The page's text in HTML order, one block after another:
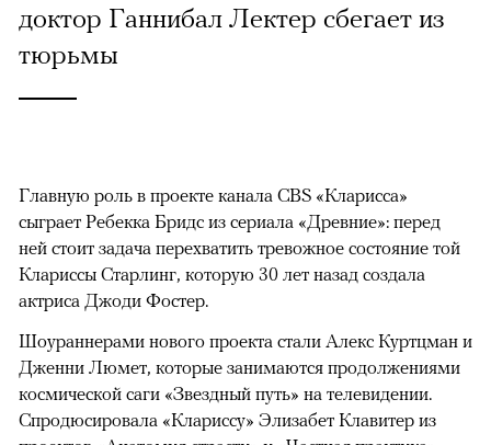
доктор Ганнибал Лектер сбегает из
тюрьмы
Главную роль в проекте канала CBS «Кларисса»
сыграет Ребекка Бридс из сериала «Древние»: перед
ней стоит задача перехватить тревожное состояние той
Клариссы Старлинг, которую 30 лет назад создала
актриса Джоди Фостер.
Шоураннерами нового проекта стали Алекс Куртцман и
Дженни Люмет, которые занимаются продолжениями
космической саги «Звездный путь» на телевидении.
Спродюсировала «Клариссу» Элизабет Клавитер из